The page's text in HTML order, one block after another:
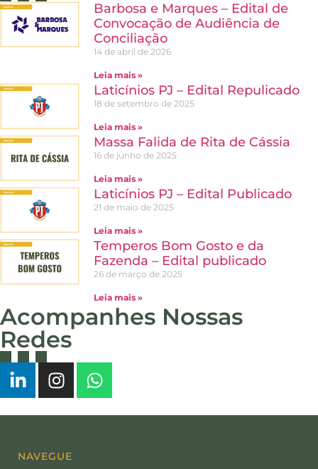
Barbosa e Marques – Edital de
Convocação de Audiência de
Conciliação
14 de abril de 2026
Leia mais »
Laticínios PJ – Edital Repulicado
18 de setembro de 2025
Leia mais »
Massa Falida de Rita de Cássia
16 de junho de 2025
Leia mais »
Laticínios PJ – Edital Publicado
21 de maio de 2025
Leia mais »
Temperos Bom Gosto e da
Fazenda – Edital publicado
26 de março de 2025
Leia mais »
Acompanhes Nossas
Redes
NAVEGUE